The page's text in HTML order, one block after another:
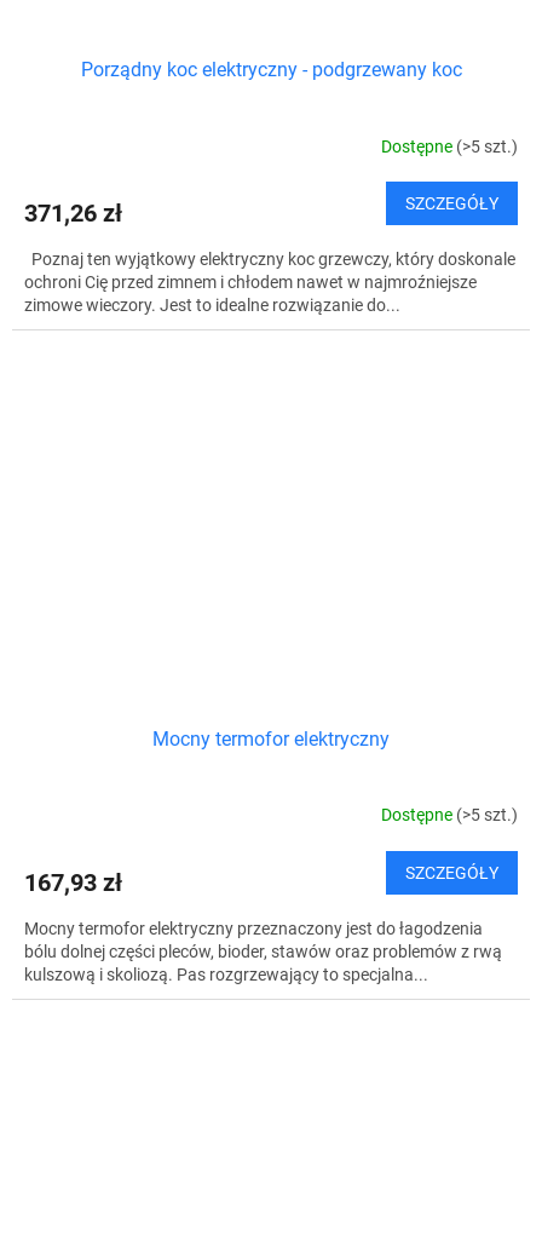
Porządny koc elektryczny - podgrzewany koc
Dostępne (>5 szt.)
371,26 zł SZCZEGÓŁY
Poznaj ten wyjątkowy elektryczny koc grzewczy, który doskonale
ochroni Cię przed zimnem i chłodem nawet w najmroźniejsze
zimowe wieczory. Jest to idealne rozwiązanie do...
Mocny termofor elektryczny
Dostępne (>5 szt.)
167,93 zł SZCZEGÓŁY
Mocny termofor elektryczny przeznaczony jest do łagodzenia
bólu dolnej części pleców, bioder, stawów oraz problemów z rwą
kulszową i skoliozą. Pas rozgrzewający to specjalna...